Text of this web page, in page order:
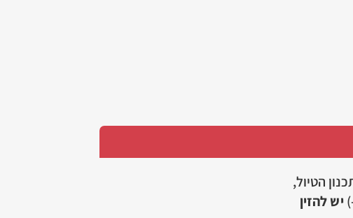
הטיול,
יש להזין